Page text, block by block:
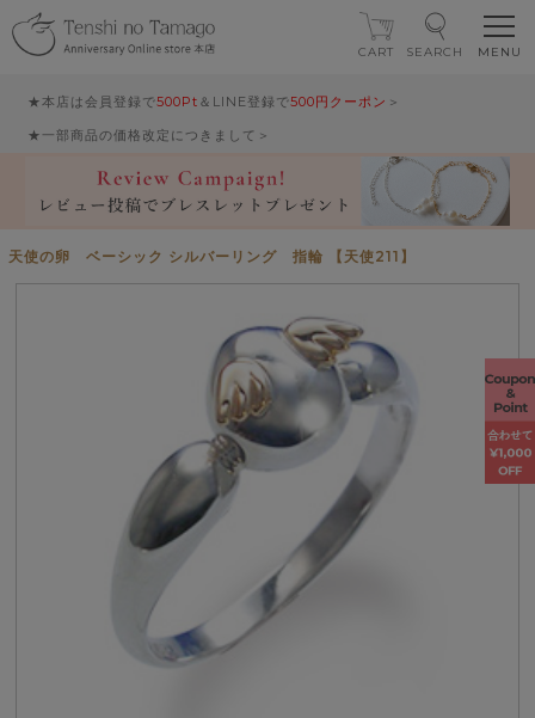
★本店は会員登録で500Pt ＆LINE登録で500円クーポン ＞
★一部商品の価格改定につきまして＞
CART SEARCH
天使の卵 ベーシック シルバーリング 指輪 【天使211】